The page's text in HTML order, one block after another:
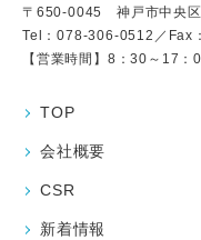
〒650-0045 神戸市中央区
Tel：078-306-0512 ／Fax
【営業時間】8：30～17：
TOP
会社概要
CSR
新着情報